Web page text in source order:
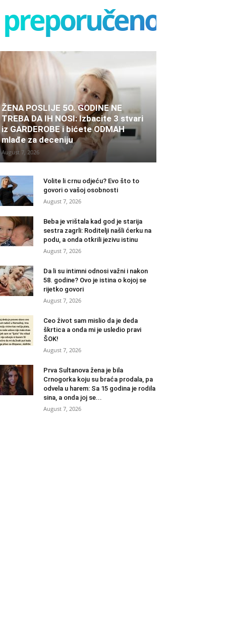
preporučeno
ŽENA POSLIJE 5O. GODINE NE
TREBA DA IH NOSI: Izbacite 3 stvari
iz GARDEROBE i bićete ODMAH
mlađe za deceniju
August 7, 2026
Volite li crnu odjeću? Evo što to
govori o vašoj osobnosti
August 7, 2026
Beba je vrištala kad god je starija
sestra zagrli: Roditelji našli ćerku na
podu, a onda otkrili jezivu istinu
August 7, 2026
Da li su intimni odnosi važni i nakon
58. godine? Ovo je istina o kojoj se
rijetko govori
August 7, 2026
Ceo život sam mislio da je deda
škrtica a onda mi je usledio pravi
ŠOK!
August 7, 2026
Prva Sultanova žena je bila
Crnogorka koju su braća prodala, pa
odvela u harem: Sa 15 godina je rodila
sina, a onda joj se...
August 7, 2026